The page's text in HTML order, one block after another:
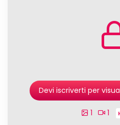
Devi iscriverti per
1 1